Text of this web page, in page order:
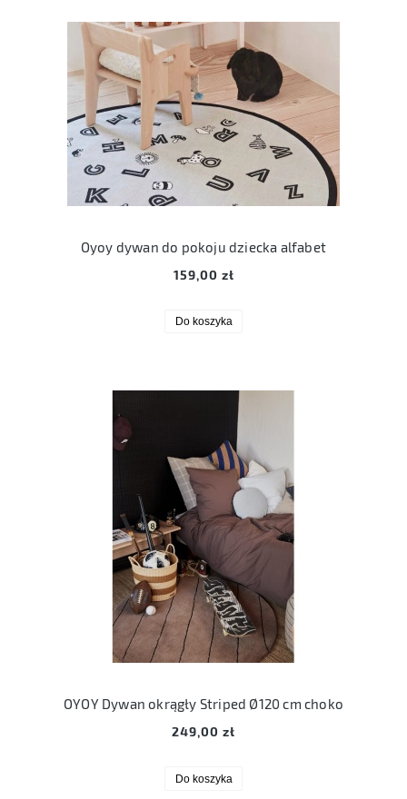
Oyoy dywan do pokoju dziecka alfabet
159,00 zł
Do koszyka
OYOY Dywan okrągły Striped Ø120 cm choko
249,00 zł
Do koszyka